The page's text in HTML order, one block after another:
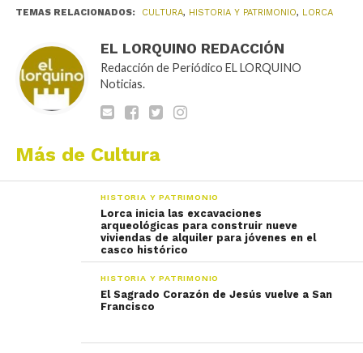
TEMAS RELACIONADOS: CULTURA, HISTORIA Y PATRIMONIO, LORCA
EL LORQUINO REDACCIÓN
Redacción de Periódico EL LORQUINO
Noticias.
Más de Cultura
HISTORIA Y PATRIMONIO
Lorca inicia las excavaciones
arqueológicas para construir nueve
viviendas de alquiler para jóvenes en el
casco histórico
HISTORIA Y PATRIMONIO
El Sagrado Corazón de Jesús vuelve a San
Francisco